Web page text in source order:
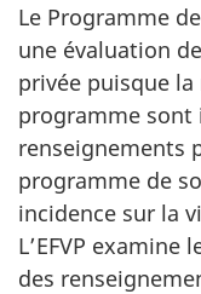
Le Programme
une évaluation
privée puisque
programme sont
renseignements
programme de
incidence sur la
L’EFVP
des